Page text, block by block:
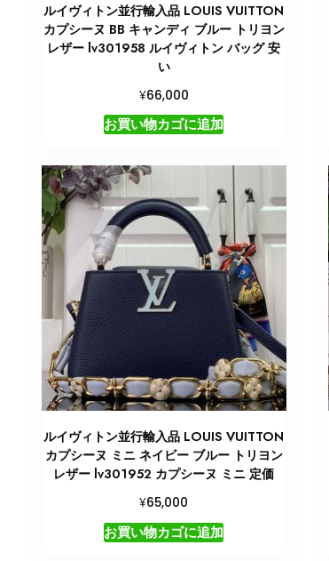
ルイヴィトン並行輸入品 LOUIS VUITTON
カプシーヌ BB キャンディ ブルー トリヨン
レザー lv301958 ルイヴィトン バッグ 安
い
¥66,000
お買い物カゴに追加
ルイヴィトン並行輸入品 LOUIS VUITTON
カプシーヌ ミニ ネイビー ブルー トリヨン
レザー lv301952 カプシーヌ ミニ 定価
¥65,000
お買い物カゴに追加